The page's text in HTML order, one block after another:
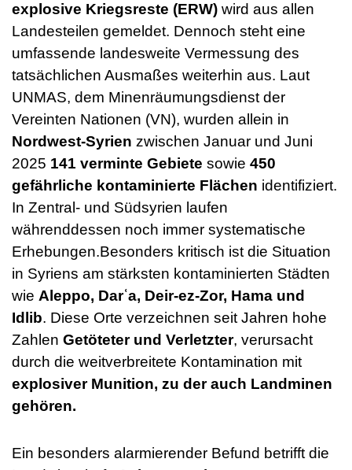
explosive Kriegsreste (ERW) wird aus allen
Landesteilen gemeldet. Dennoch steht eine
umfassende landesweite Vermessung des
tatsächlichen Ausmaßes weiterhin aus. Laut
UNMAS, dem Minenräumungsdienst der
Vereinten Nationen (VN), wurden allein in
Nordwest-Syrien zwischen Januar und Juni
2025 141 verminte Gebiete sowie 450
gefährliche kontaminierte Flächen identifiziert.
In Zentral- und Südsyrien laufen
währenddessen noch immer systematische
Erhebungen.Besonders kritisch ist die Situation
in Syriens am stärksten kontaminierten Städten
wie Aleppo, Darʿa, Deir-ez-Zor, Hama und
Idlib. Diese Orte verzeichnen seit Jahren hohe
Zahlen Getöteter und Verletzter, verursacht
durch die weitverbreitete Kontamination mit
explosiver Munition, zu der auch Landminen
gehören.
Ein besonders alarmierender Befund betrifft die